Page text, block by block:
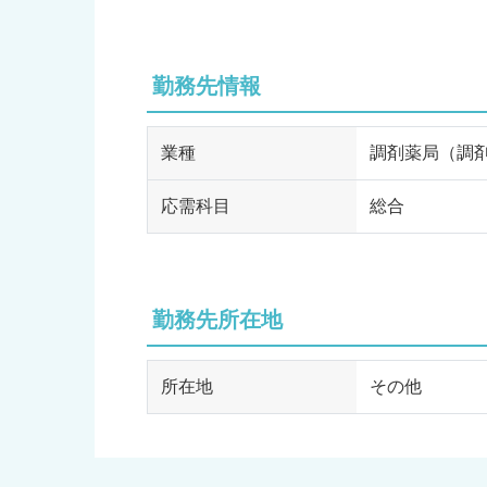
勤務先情報
業種 調剤薬局（調
応需科目 総合
勤務先所在地
所在地 その他